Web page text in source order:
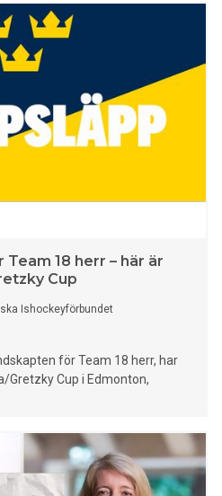
18 herr – här är
Cup
Ishockeyförbundet
för Team 18 herr, har
Gretzky Cup i Edmonton,